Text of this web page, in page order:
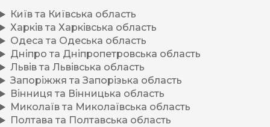
Київ та Київська область
Харків та Харківська область
Одеса та Одеська область
Дніпро та Дніпропетровська область
Львів та Львівська область
Запоріжжя та Запорізька область
Вінниця та Вінницька область
Миколаїв та Миколаївська область
Полтава та Полтавська область